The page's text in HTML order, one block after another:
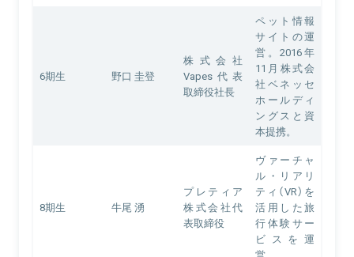
6期生 野口 圭登
株式会社
Vapes代表
取締役社長
ペット情報
サイトの運
営。2016年
11月株式会
社ベネッセ
ホールディ
ングスと資
本提携。
8期生 牛尾 湧
プレティア
株式会社代
表取締役
ヴァーチャ
ル・リアリ
ティ（VR）を
活用した旅
行体験サー
ビスを運
営。